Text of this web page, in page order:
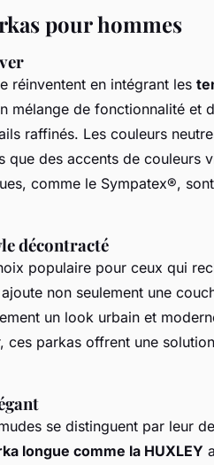
pour hommes
réinventent en intégrant les
mélange de fonctionnalité et
raffinés. Les couleurs
des accents de couleurs
comme le Sympatex®,
décontracté
populaire pour ceux qui
non seulement une
un look urbain et
ces parkas offrent une
se distinguent par leur
longue comme la HUXLEY